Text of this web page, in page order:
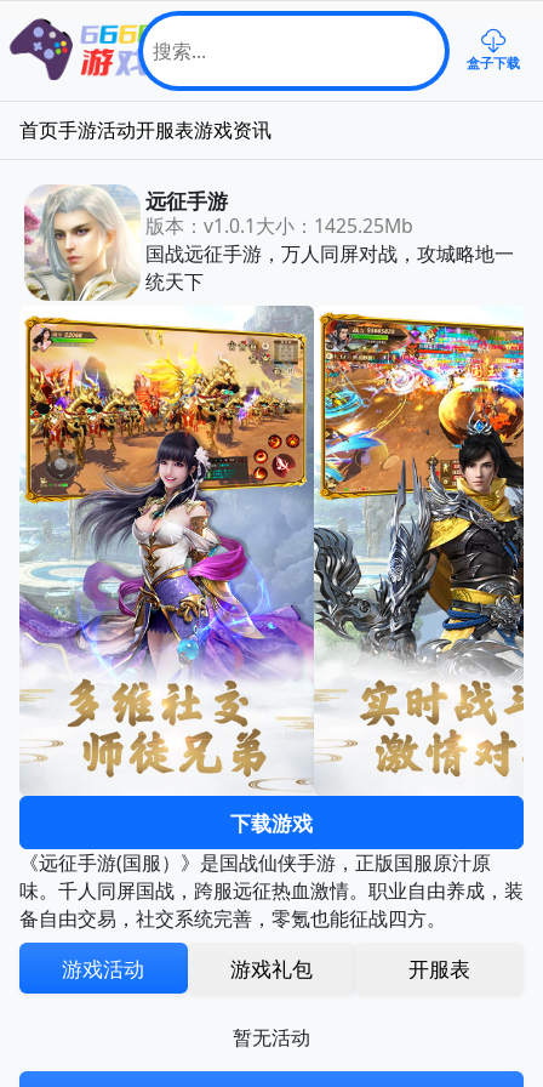
盒子下载
首页手游活动开服表游戏资讯
远征手游
版本：v1.0.1大小：1425.25Mb
国战远征手游，万人同屏对战，攻城略地一
统天下
下载游戏
《远征手游(国服）》是国战仙侠手游，正版国服原汁原
味。千人同屏国战，跨服远征热血激情。职业自由养成，装
备自由交易，社交系统完善，零氪也能征战四方。
游戏活动 游戏礼包 开服表
暂无活动